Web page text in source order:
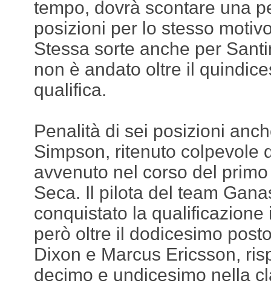
tempo, dovrà scontare una
posizioni per lo stesso
Stessa sorte anche per
non è andato oltre il
qualifica.
Penalità di sei posizioni
Simpson, ritenuto colpevole
avvenuto nel corso del
Seca. Il pilota del team
conquistato la
però oltre il dodicesimo
Dixon e Marcus Ericsson,
decimo e undicesimo nella